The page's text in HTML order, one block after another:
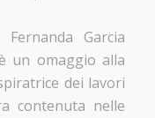
Garcia
un omaggio alla
dei lavori
contenuta nelle